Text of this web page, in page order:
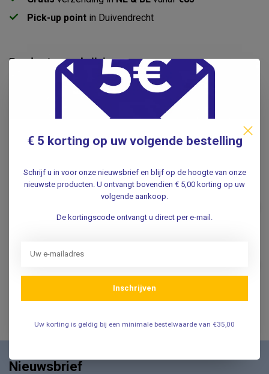
Pick-up point in Duivendrecht
Productomschrijving
Gerelateerde producten
Brood smeerplank eenhandig
- brood smeren met 1 arm
Noppenbord - snijplank -
.
Nieuwsbrief
€ 5 korting op uw volgende bestelling
Schrijf u in voor onze nieuwsbrief en blijf op de hoogte van onze
nieuwste producten. U ontvangt bovendien € 5,00 korting op uw
volgende aankoop.
De kortingscode ontvangt u direct per e-mail.
Inschrijven
Uw korting is geldig bij een minimale bestelwaarde van €35,00